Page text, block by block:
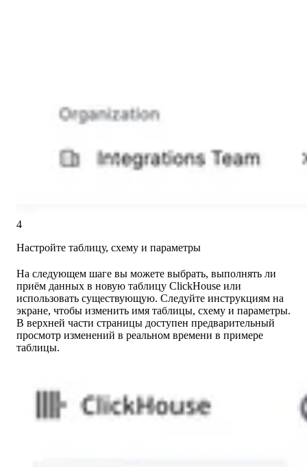
4
Настройте таблицу, схему и параметры
На следующем шаге вы можете выбрать, выполнять ли
приём данных в новую таблицу ClickHouse или
использовать существующую. Следуйте инструкциям на
экране, чтобы изменить имя таблицы, схему и параметры.
В верхней части страницы доступен предварительный
просмотр изменений в реальном времени в примере
таблицы.